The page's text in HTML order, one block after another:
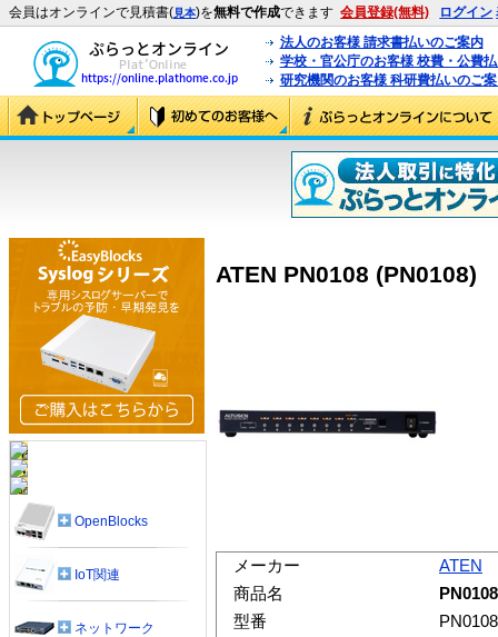
会員はオンラインで見積書(見本)を無料で作成できます 会員登録(無料) ログイン
法人のお客様 請求書払いのご案内
学校・官公庁のお客様 校費・公費
研究機関のお客様 科研費払いのご
ATEN PN0108 (PN0108)
メーカー
ATEN
商品名
PN0108
型番
PN0108
OpenBlocks
IoT関連
ネットワーク